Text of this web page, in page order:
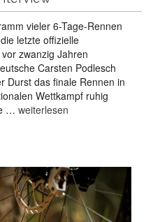
vieler 6-Tage-Rennen
letzte offizielle
zwanzig Jahren
Carsten Podlesch
Durst das finale Rennen in
Wettkampf ruhig
… weiterlesen